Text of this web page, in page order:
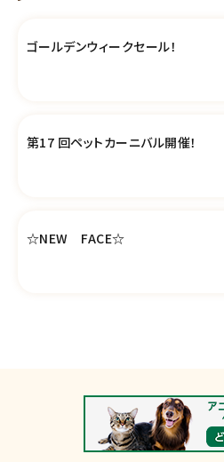
ゴールデンウィークセール！
第17 回ペットカーニバル開催！
☆NEW FACE☆